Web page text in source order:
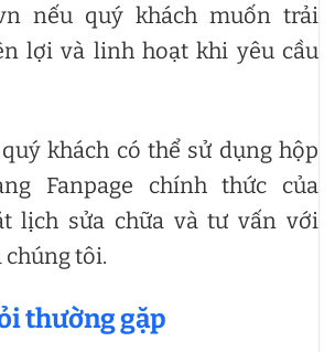
nếu quý khách muốn trải
lợi và linh hoạt khi yêu cầu
khách có thể sử dụng hộp
Fanpage chính thức của
lịch sửa chữa và tư vấn với
tôi.
thường gặp